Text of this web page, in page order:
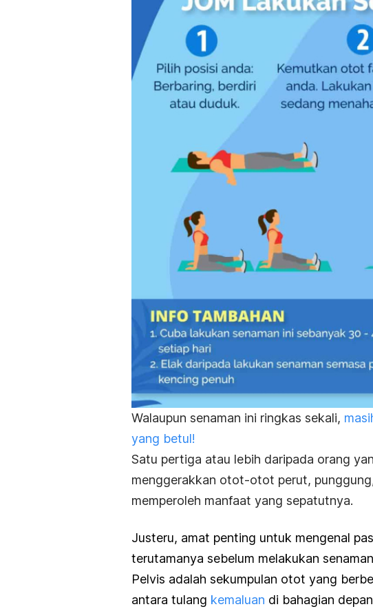
Walaupun senaman ini ringkas sekali,
yang betul!
Satu pertiga atau lebih daripada orang
menggerakkan otot-otot perut,
memperoleh manfaat yang sepatutnya.
Justeru, amat penting untuk mengenal
terutamanya sebelum melakukan
Pelvis adalah sekumpulan otot yang
antara tulang kemaluan di bahagian